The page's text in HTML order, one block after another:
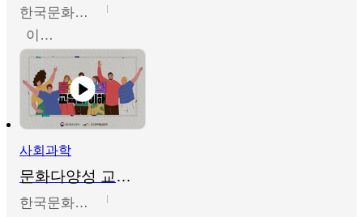
한국문화예술교육진흥원
이성민
사회과학
문화다양성 교육의 이해
한국문화예술교육진흥원